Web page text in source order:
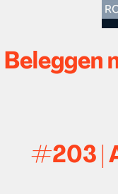
Beleggen
#203 |